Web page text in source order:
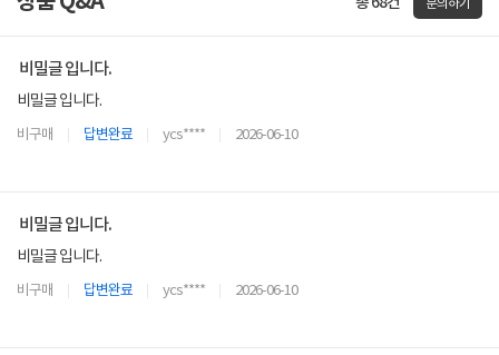
문의하기
비밀글 입니다.
비밀글 입니다.
비구매 답변완료 ycs**** 2026-06-10
비밀글 입니다.
비밀글 입니다.
비구매 답변완료 ycs**** 2026-06-10